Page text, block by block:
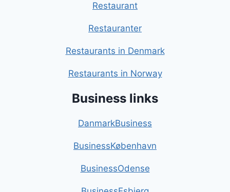
Restaurant
Restauranter
Restaurants in Denmark
Restaurants in Norway
Business links
DanmarkBusiness
BusinessKøbenhavn
BusinessOdense